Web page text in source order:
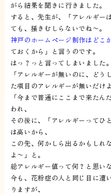
がら結果を聞きに行きました。
すると、先生が、「アレルギー
ても、掻きむしらないでね〜。
神戸のホームページ制作はどこ
ておくから」と言うのです。
はっ？っと言ってしまいました。
「アレルギーが無いのに、ど
た項目のアレルギーが無いだけよ
「今まで普通にここまで来た
われ、
その後に、「アレルギーってひ
は高いから、
この先、何かしら出るかもしれ
よ〜」と。
総アレルギー値って何？と思い
今も、花粉症の人と同じ目に遭
りますが、